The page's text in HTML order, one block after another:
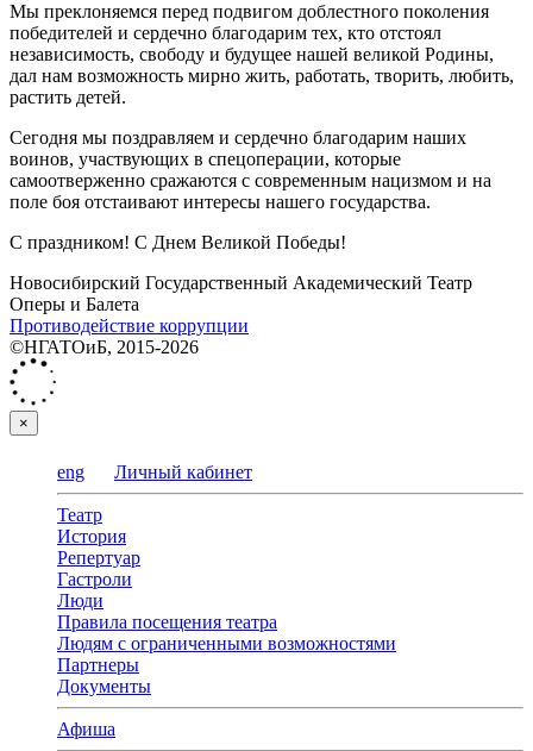
Мы преклоняемся перед подвигом доблестного поколения
победителей и сердечно благодарим тех, кто отстоял
независимость, свободу и будущее нашей великой Родины,
дал нам возможность мирно жить, работать, творить, любить,
растить детей.
Сегодня мы поздравляем и сердечно благодарим наших
воинов, участвующих в спецоперации, которые
самоотверженно сражаются с современным нацизмом и на
поле боя отстаивают интересы нашего государства.
С праздником! С Днем Великой Победы!
Новосибирский Государственный Академический Театр
Оперы и Балета
Противодействие коррупции
©НГАТОиБ, 2015-2026
×
eng Личный кабинет
Театр
История
Репертуар
Гастроли
Люди
Правила посещения театра
Людям с ограниченными возможностями
Партнеры
Документы
Афиша